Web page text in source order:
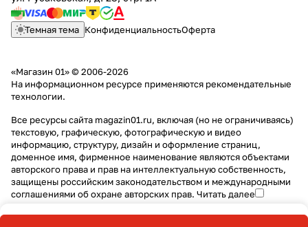
Темная тема КонфиденциальностьОферта
«Магазин 01» © 2006-2026
На информационном ресурсе применяются рекомендательные
технологии.
Все ресурсы сайта magazin01.ru, включая (но не ограничиваясь)
текстовую, графическую, фотографическую и видео
информацию, структуру, дизайн и оформление страниц,
доменное имя, фирменное наименование являются объектами
авторского права и прав на интеллектуальную собственность,
защищены российским законодательством и международными
соглашениями об охране авторских прав. Читать далее